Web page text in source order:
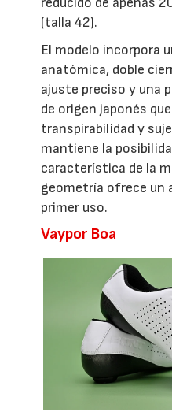
(talla 42).
El modelo incorpora
anatómica, doble
ajuste preciso y una
de origen japonés
transpirabilidad y
mantiene la
característica de la
geometría ofrece un
primer uso.
Vaypor Boa